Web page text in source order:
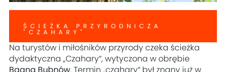
ŚCIEŻKA PRZYRODNICZA
"CZAHARY"
Na turystów i miłośników przyrody czeka ścieżka
dydaktyczna „Czahary“, wytyczona w obrębie
Bagna Bubnów. Termin „czahary“ był znany już w